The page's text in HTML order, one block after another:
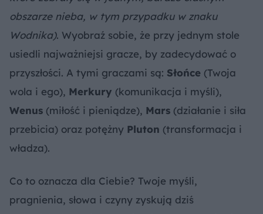
obszarze nieba, w tym przypadku w znaku
Wodnika). Wyobraź sobie, że przy jednym stole
usiedli najważniejsi gracze, by zadecydować o
przyszłości. A tymi graczami są: Słońce (Twoja
wola i ego), Merkury (komunikacja i myśli),
Wenus (miłość i pieniądze), Mars (działanie i siła
przebicia) oraz potężny Pluton (transformacja i
władza).
Co to oznacza dla Ciebie? Twoje myśli,
pragnienia, słowa i czyny zyskują dziś